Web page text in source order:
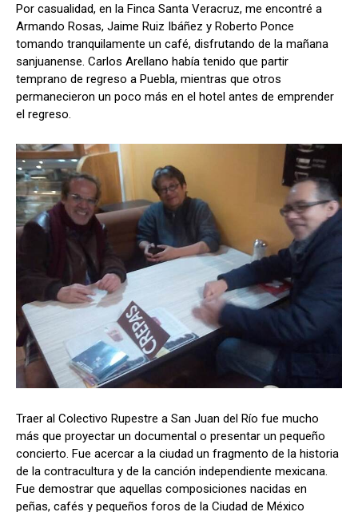
Por casualidad, en la Finca Santa Veracruz, me encontré a
Armando Rosas, Jaime Ruiz Ibáñez y Roberto Ponce
tomando tranquilamente un café, disfrutando de la mañana
sanjuanense. Carlos Arellano había tenido que partir
temprano de regreso a Puebla, mientras que otros
permanecieron un poco más en el hotel antes de emprender
el regreso.
Traer al Colectivo Rupestre a San Juan del Río fue mucho
más que proyectar un documental o presentar un pequeño
concierto. Fue acercar a la ciudad un fragmento de la historia
de la contracultura y de la canción independiente mexicana.
Fue demostrar que aquellas composiciones nacidas en
peñas, cafés y pequeños foros de la Ciudad de México